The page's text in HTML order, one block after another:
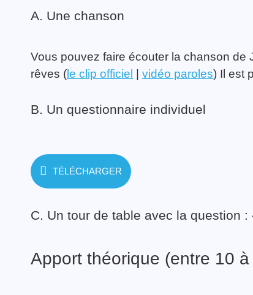
A. Une chanson
Vous pouvez faire écouter la chanson
rêves (le clip officiel vidéo paroles) Il est
B. Un questionnaire individuel
TÉLÉCHARGER
C. Un tour de table avec la question
Apport théorique (entre 10